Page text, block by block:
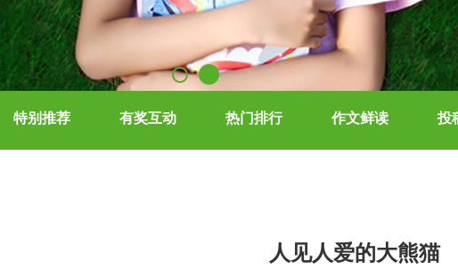
特别推荐 有奖互动 热门排行 作文鲜读 投
人见人爱的大熊猫